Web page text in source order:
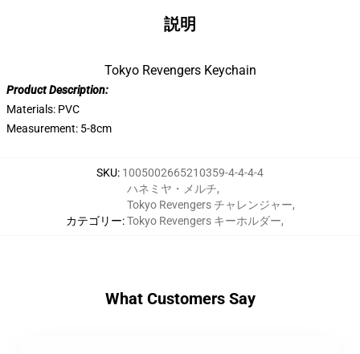
説明
Tokyo Revengers Keychain
Product Description:
Materials: PVC
Measurement: 5-8cm
SKU: 1005002665210359-4-4-4-4
カテゴリー:
ハネミヤ・メルチ,
Tokyo Revengers チャレンジャー,
Tokyo Revengers キーホルダー,
What Customers Say